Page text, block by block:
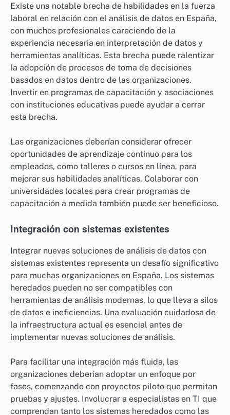
Existe una notable brecha de habilidades en la fuerza
laboral en relación con el análisis de datos en España,
con muchos profesionales careciendo de la
experiencia necesaria en interpretación de datos y
herramientas analíticas. Esta brecha puede ralentizar
la adopción de procesos de toma de decisiones
basados en datos dentro de las organizaciones.
Invertir en programas de capacitación y asociaciones
con instituciones educativas puede ayudar a cerrar
esta brecha.
Las organizaciones deberían considerar ofrecer
oportunidades de aprendizaje continuo para los
empleados, como talleres o cursos en línea, para
mejorar sus habilidades analíticas. Colaborar con
universidades locales para crear programas de
capacitación a medida también puede ser beneficioso.
Integración con sistemas existentes
Integrar nuevas soluciones de análisis de datos con
sistemas existentes representa un desafío significativo
para muchas organizaciones en España. Los sistemas
heredados pueden no ser compatibles con
herramientas de análisis modernas, lo que lleva a silos
de datos e ineficiencias. Una evaluación cuidadosa de
la infraestructura actual es esencial antes de
implementar nuevas soluciones de análisis.
Para facilitar una integración más fluida, las
organizaciones deberían adoptar un enfoque por
fases, comenzando con proyectos piloto que permitan
pruebas y ajustes. Involucrar a especialistas en TI que
comprendan tanto los sistemas heredados como las